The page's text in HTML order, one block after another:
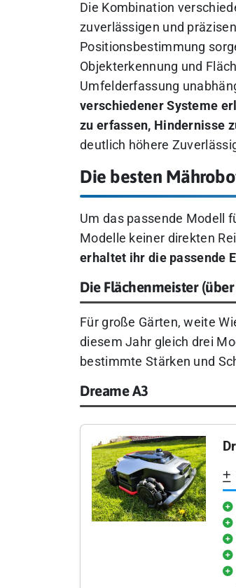
Die Kombination
zuverlässigen und
Positionsbestimmung
Objekterkennung und
Umfelderfassung
verschiedener Systeme
zu erfassen, Hindernisse
deutlich höhere
Die besten
Um das passende Modell
Modelle keiner direkten
erhaltet ihr die passende
Die Flächenmeister (über
Für große Gärten, weite
diesem Jahr gleich drei
bestimmte Stärken und
Dreame A3